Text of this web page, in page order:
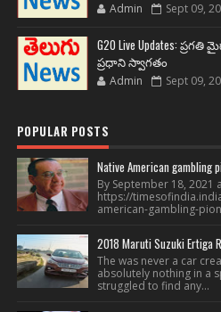
Admin Sept 09,
G20 Live Updates:
ప్రధాని స్వాగతం
Admin Sept 09,
POPULAR POSTS
Native American gambling
By September 18, 2021
https://
american-gambling-
2018 Maruti Suzuki Ertiga
The was never a car
absolutely nothing in a
struggled to find any...